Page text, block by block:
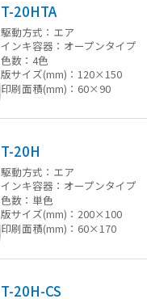
T-20HTA
駆動方式： エア
インキ容器： オープンタイプ
色数： 4色
版サイズ(mm)：120×150
印刷面積(mm)：60×90
T-20H
駆動方式： エア
インキ容器： オープンタイプ
色数： 単色
版サイズ(mm)： 200×100
印刷面積(mm)：60×170
T-20H-CS